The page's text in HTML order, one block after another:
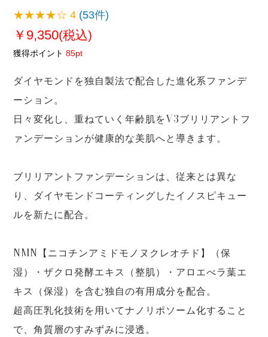
★★★★☆4 (53件)
￥9,350(税込)
獲得ポイント 85pt
ダイヤモンドを独自製法で配合した進化系ファンデ
ーション。
日々変化し、重ねていく年齢肌をV3ブリリアントフ
ァンデーションが健康的な美肌へと導きます。
ブリリアントファンデーションは、従来とは異な
り、ダイヤモンドコーティングしたイノスピキュー
ルを新たに配合。
NMN【ニコチンアミドモノヌクレオチド】（保
湿）・ザクロ発酵エキス（整肌）・アロエべラ葉エ
キス（保湿）を含む独自の有用成分を配合。
超高圧乳化技術を用いてナノリポソーム化すること
で、角質層のすみずみに浸透。